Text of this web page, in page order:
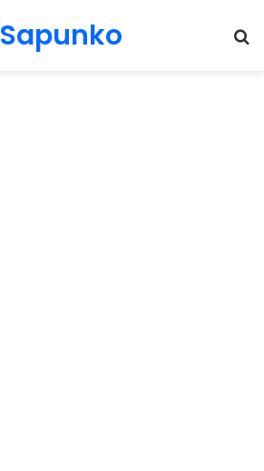
Sapunko